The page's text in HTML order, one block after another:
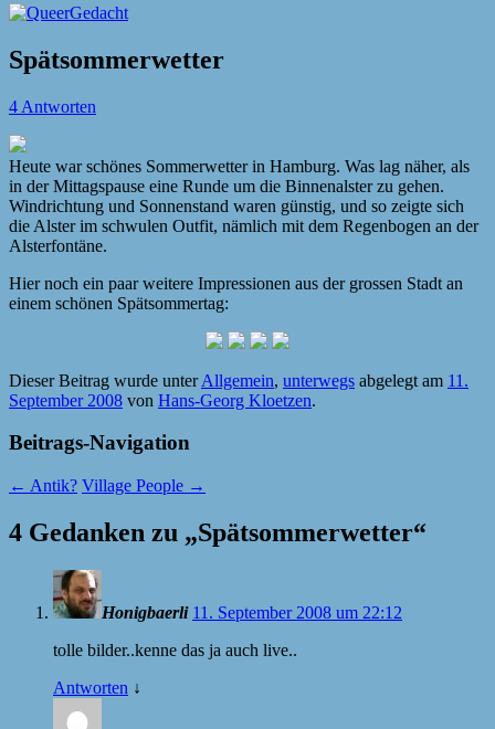
Spätsommerwetter
4 Antworten
Heute war schönes Sommerwetter in Hamburg. Was lag näher, als
in der Mittagspause eine Runde um die Binnenalster zu gehen.
Windrichtung und Sonnenstand waren günstig, und so zeigte sich
die Alster im schwulen Outfit, nämlich mit dem Regenbogen an der
Alsterfontäne.
Hier noch ein paar weitere Impressionen aus der grossen Stadt an
einem schönen Spätsommertag:
Dieser Beitrag wurde unterAllgemein, unterwegs abgelegt am 11.
September 2008 von Hans-Georg Kloetzen.
Beitrags-Navigation
← Antik? Village People →
4 Gedanken zu „Spätsommerwetter“
Honigbaerli 11. September 2008 um 22:12
tolle bilder..kenne das ja auch live..
Antworten ↓